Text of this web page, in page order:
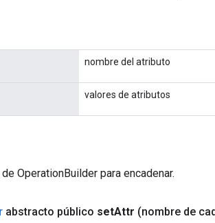
nombre del atributo
valores de atributos
OperationBuilder para encadenar.
abstracto público setAttr (nombre de